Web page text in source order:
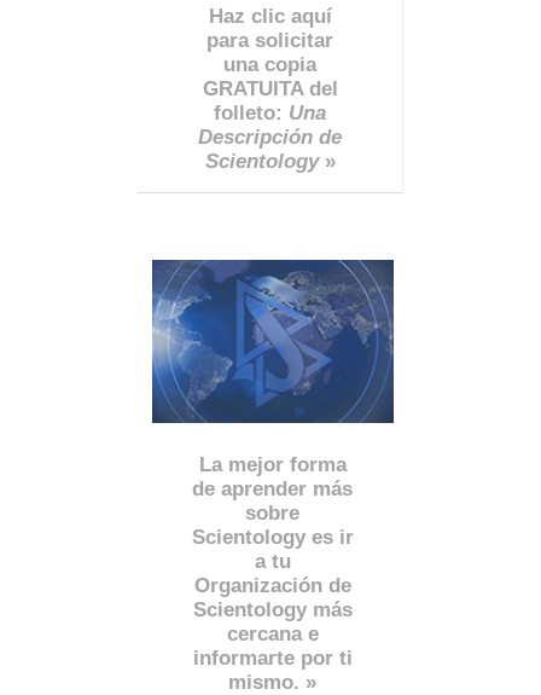
Haz clic aquí
para solicitar
una copia
GRATUITA del
folleto: Una
Descripción de
Scientology»
La mejor forma
de aprender más
sobre
Scientology es ir
a tu
Organización de
Scientology más
cercana e
informarte por ti
mismo. »